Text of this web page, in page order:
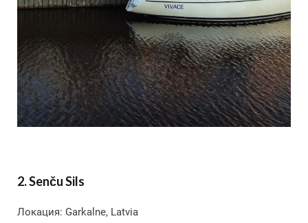
2.Senču Sils
Локация: Garkalne, Latvia